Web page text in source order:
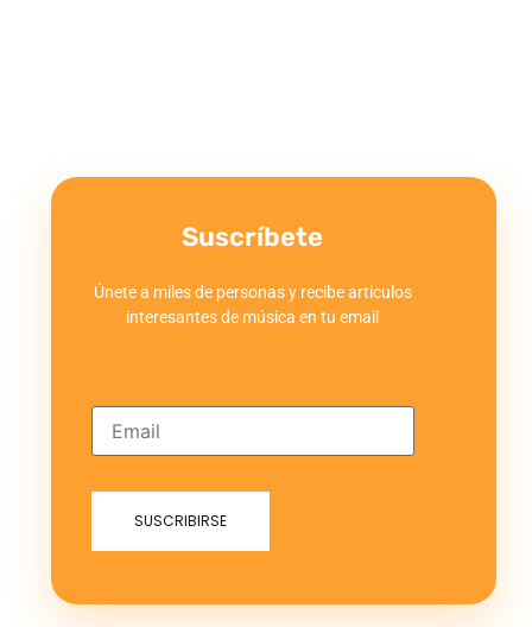
Suscríbete
Únete a miles de personas y recibe articulos
interesantes de música en tu email